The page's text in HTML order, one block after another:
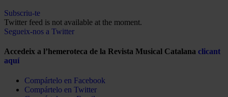
Subscriu-te
Twitter feed is not available at the moment.
Segueix-nos a Twitter
Accedeix a l’hemeroteca de la Revista Musical Catalana clicant
aquí
Compártelo en Facebook
Compártelo en Twitter